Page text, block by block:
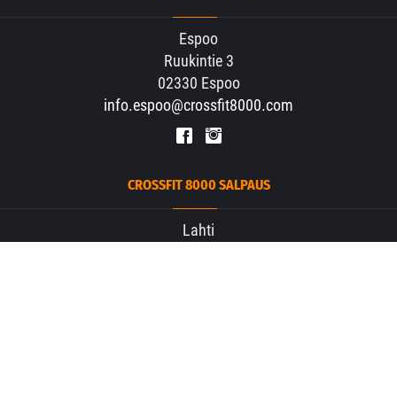
Espoo
Ruukintie 3
02330 Espoo
info.espoo@crossfit8000.com
CROSSFIT 8000 SALPAUS
Lahti